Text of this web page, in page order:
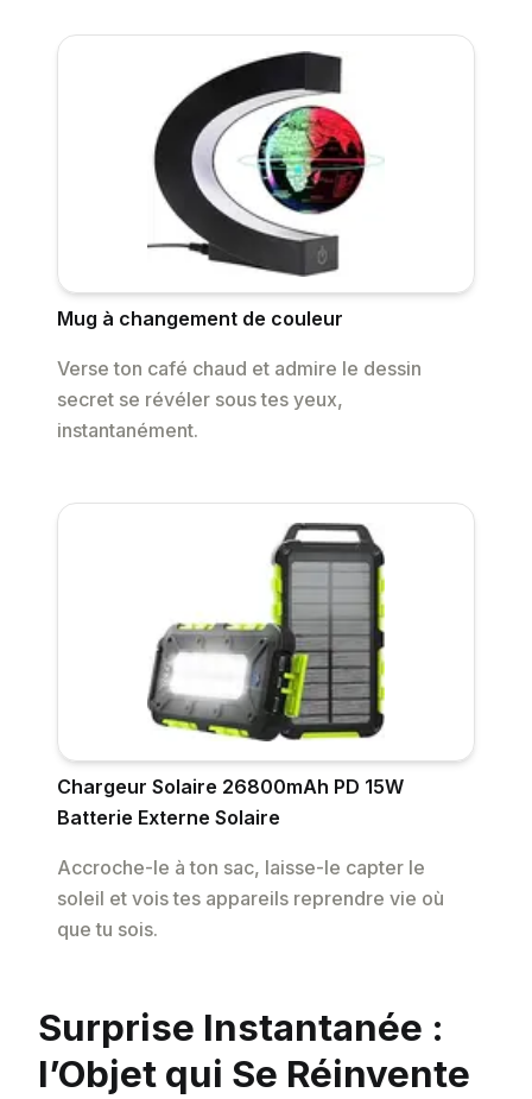
Mug à changement de couleur
Verse ton café chaud et admire le dessin
secret se révéler sous tes yeux,
instantanément.
Chargeur Solaire 26800mAh PD 15W
Batterie Externe Solaire
Accroche-le à ton sac, laisse-le capter le
soleil et vois tes appareils reprendre vie où
que tu sois.
Surprise Instantanée :
l’Objet qui Se Réinvente